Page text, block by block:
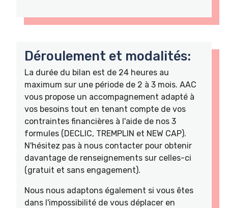
Déroulement et modalités:
La durée du bilan est de 24 heures au
maximum sur une période de 2 à 3 mois. AAC
vous propose un accompagnement adapté à
vos besoins tout en tenant compte de vos
contraintes financières à l'aide de nos 3
formules (DECLIC, TREMPLIN et NEW CAP).
N'hésitez pas à nous contacter pour obtenir
davantage de renseignements sur celles-ci
(gratuit et sans engagement).
Nous nous adaptons également si vous êtes
dans l'impossibilité de vous déplacer en